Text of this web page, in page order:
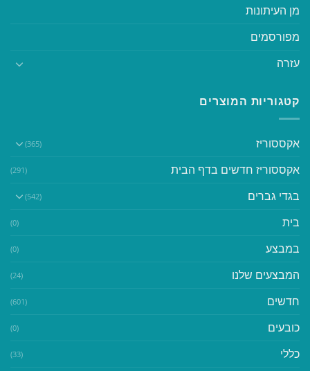
מן העיתונות
מפורסמים
עזרה
קטגוריות המוצרים
אקססוריז (365)
אקססוריז חדשים בדף הבית (291)
בגדי גברים (542)
בית (0)
במבצע (0)
המבצעים שלנו (24)
חדשים (601)
כובעים (0)
כללי (33)